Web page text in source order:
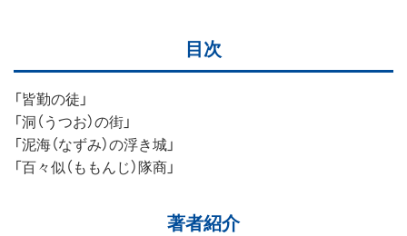
目次
「皆勤の徒」
「洞（うつお）の街」
「泥海（なずみ）の浮き城」
「百々似（ももんじ）隊商」
著者紹介